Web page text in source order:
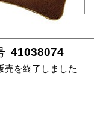
41038074
売を終了しました